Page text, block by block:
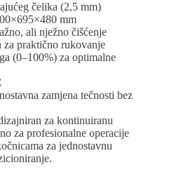
čelika (2,5 mm)
mm
ali nježno čišćenje
praktično rukovanje
(0–100%) za optimalne
zamjena tečnosti bez
za kontinuiranu
za profesionalne operacije
za jednostavnu